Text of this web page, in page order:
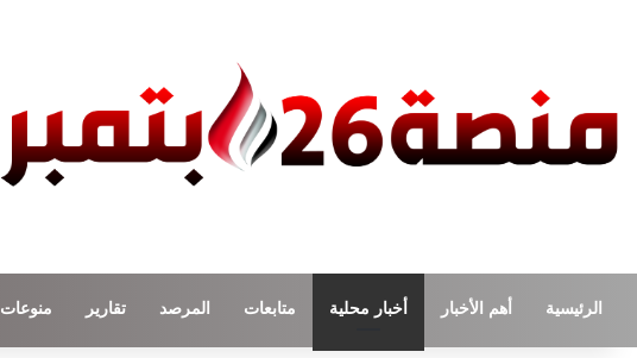
الرئيسية أهم الأخبار أخبار محلية متابعات المرصد تقارير منوعات